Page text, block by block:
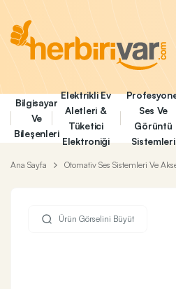
Bilgisayar
Ve
Bileşenleri
Elektrikli Ev
Aletleri &
Tüketici
Elektroniği
Ses Ve
Görüntü
Sistemleri
Ana Sayfa Otomativ Ses Sistemleri Ve
Ürün Görselini Büyüt